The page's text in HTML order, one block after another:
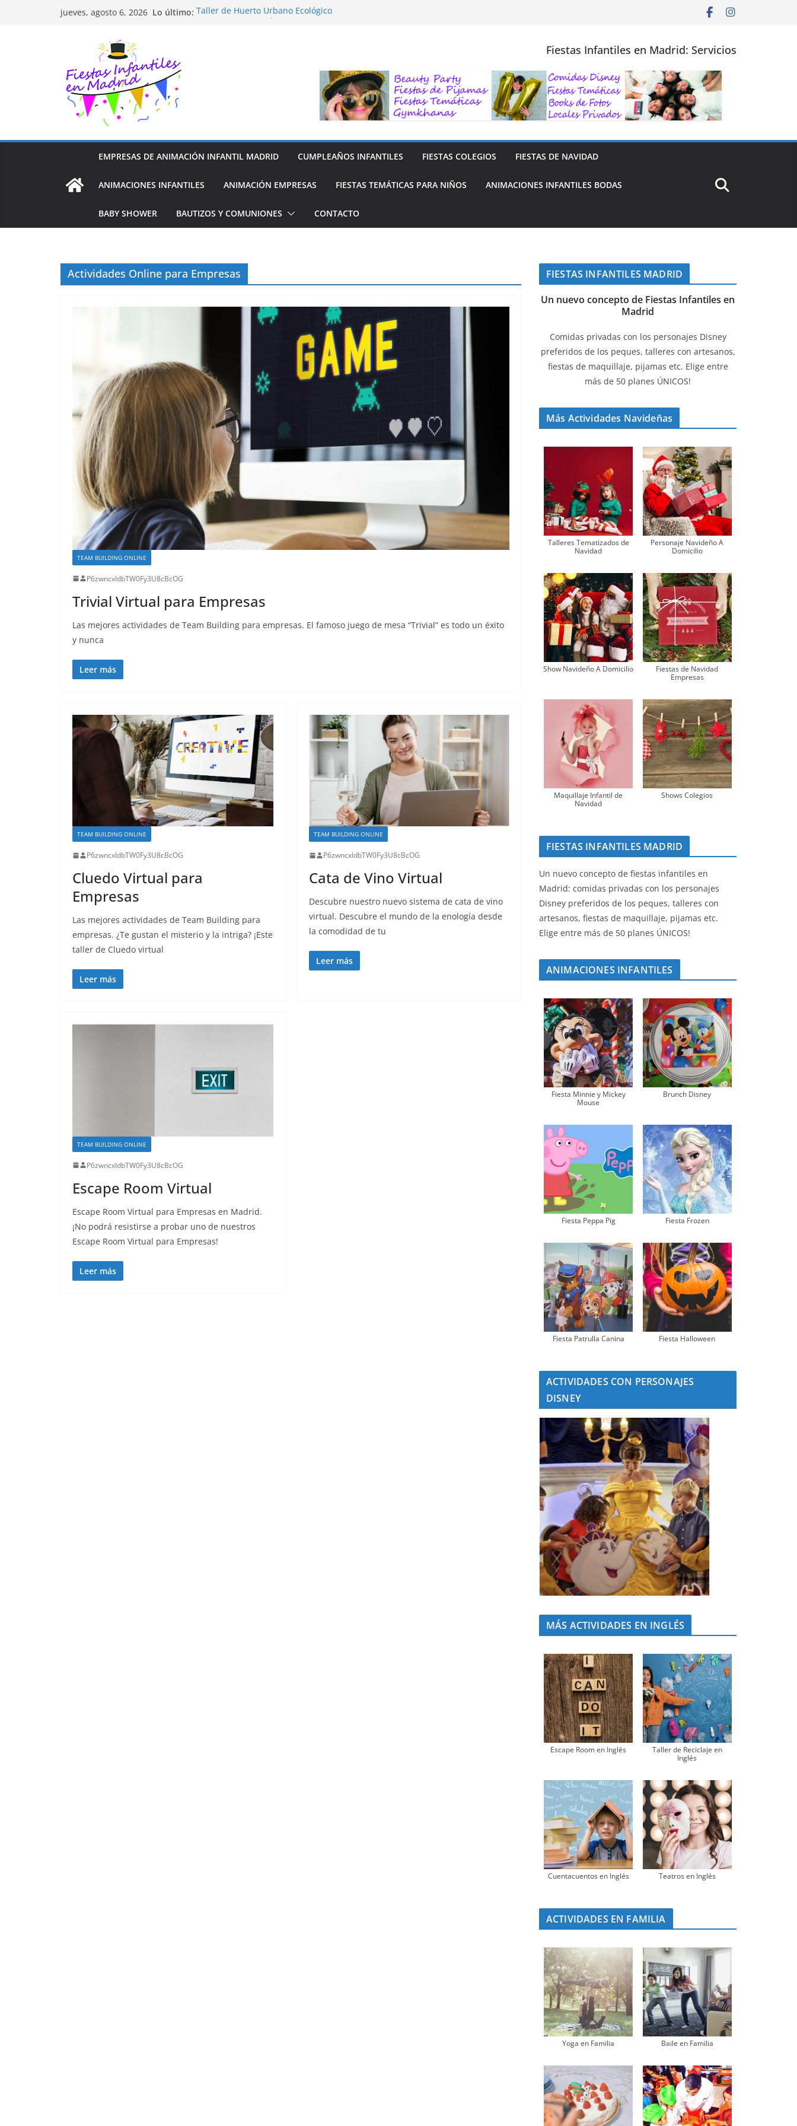
jueves, agosto 6, 2026 Lo último: Taller de Huerto Urbano Ecológico
Fiestas Infantiles en Madrid: Servicios
EMPRESAS DE ANIMACIÓN INFANTIL MADRID CUMPLEAÑOS INFANTILES FIESTAS COLEGIOS FIESTAS DE NAVIDAD
ANIMACIONES INFANTILES ANIMACIÓN EMPRESAS FIESTAS TEMÁTICAS PARA NIÑOS ANIMACIONES INFANTILES BODAS
BABY SHOWER BAUTIZOS Y COMUNIONES CONTACTO
Actividades Online para Empresas
TEAM BUILDING ONLINE
P6zwncxIdbTW0Fy3U8cBcOG
Trivial Virtual para Empresas
Las mejores actividades de Team Building para empresas. El famoso juego de mesa “Trivial” es todo un éxito
y nunca
Leer más
TEAM BUILDING ONLINE
P6zwncxIdbTW0Fy3U8cBcOG
Cluedo Virtual para
Empresas
Las mejores actividades de Team Building para
empresas. ¿Te gustan el misterio y la intriga? ¡Este
taller de Cluedo virtual
Leer más
TEAM BUILDING ONLINE
P6zwncxIdbTW0Fy3U8cBcOG
Cata de Vino Virtual
Descubre nuestro nuevo sistema de cata de vino
virtual. Descubre el mundo de la enología desde
la comodidad de tu
Leer más
TEAM BUILDING ONLINE
P6zwncxIdbTW0Fy3U8cBcOG
Escape Room Virtual
Escape Room Virtual para Empresas en Madrid.
¡No podrá resistirse a probar uno de nuestros
Escape Room Virtual para Empresas!
Leer más
FIESTAS INFANTILES MADRID
Un nuevo concepto de Fiestas Infantiles en
Madrid
Comidas privadas con los personajes Disney
preferidos de los peques, talleres con artesanos,
fiestas de maquillaje, pijamas etc. Elige entre
más de 50 planes ÚNICOS!
Más Actividades Navideñas
Talleres Tematizados de
Navidad
Personaje Navideño A
Domicilio
Show Navideño A Domicilio
Fiestas de Navidad
Empresas
Maquillaje Infantil de
Navidad
Shows Colegios
FIESTAS INFANTILES MADRID
Un nuevo concepto de fiestas infantiles en
Madrid: comidas privadas con los personajes
Disney preferidos de los peques, talleres con
artesanos, fiestas de maquillaje, pijamas etc.
Elige entre más de 50 planes ÚNICOS!
ANIMACIONES INFANTILES
Fiesta Minnie y Mickey
Mouse
Brunch Disney
Fiesta Peppa Pig Fiesta Frozen
Fiesta Patrulla Canina Fiesta Halloween
ACTIVIDADES CON PERSONAJES
DISNEY
MÁS ACTIVIDADES EN INGLÉS
Escape Room en Inglés
Taller de Reciclaje en
Inglés
Cuentacuentos en Inglés Teatros en Inglés
ACTIVIDADES EN FAMILIA
Yoga en Familia Baile en Familia